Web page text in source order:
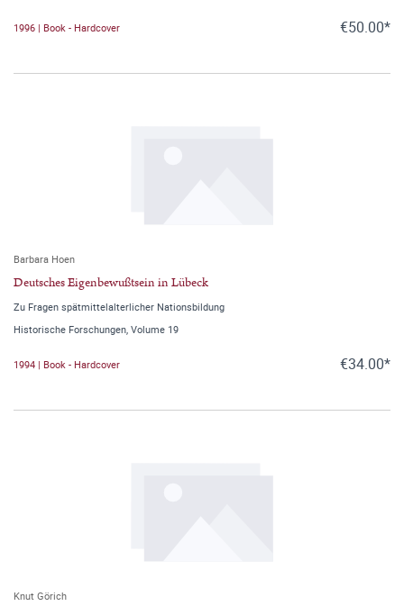
1996 | Book - Hardcover €50.00*
Barbara Hoen
Deutsches Eigenbewußtsein in Lübeck
Zu Fragen spätmittelalterlicher Nationsbildung
Historische Forschungen, Volume 19
1994 | Book - Hardcover €34.00*
Knut Görich